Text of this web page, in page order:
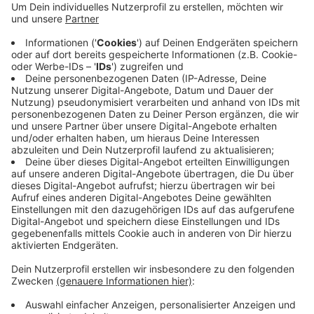
Außerdem sind vier geparkte Autos bei dem Unfall
beschädigt worden.
Die Hauptstraße musste in beiden Richtungen bis
etwa 23 Uhr gesperrt werden.
Die Unfallursache wird jetzt ermittelt.
Veröffentlicht:Mittwoch, 05.06.2019 09:06
Anzeige
Anzeige